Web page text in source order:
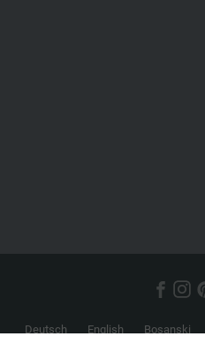
Deutsch English Bosanski